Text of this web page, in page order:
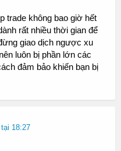
trade không bao giờ hết
rất nhiều thời gian để
giao dịch ngược xu
luôn bị phần lớn các
đảm bảo khiến bạn bị
18:27